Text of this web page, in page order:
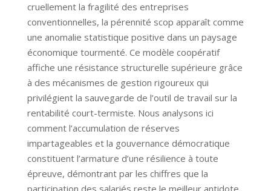
cruellement la fragilité des entreprises
conventionnelles, la pérennité scop apparaît comme
une anomalie statistique positive dans un paysage
économique tourmenté. Ce modèle coopératif
affiche une résistance structurelle supérieure grâce
à des mécanismes de gestion rigoureux qui
privilégient la sauvegarde de l’outil de travail sur la
rentabilité court-termiste. Nous analysons ici
comment l’accumulation de réserves
impartageables et la gouvernance démocratique
constituent l’armature d’une résilience à toute
épreuve, démontrant par les chiffres que la